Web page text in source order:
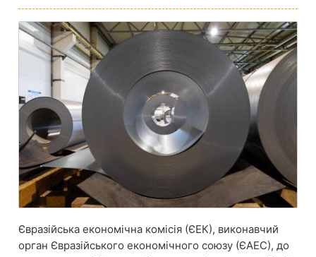
Євразійська економічна комісія (ЄЕК), виконавчий
орган Євразійського економічного союзу (ЄАЕС), до